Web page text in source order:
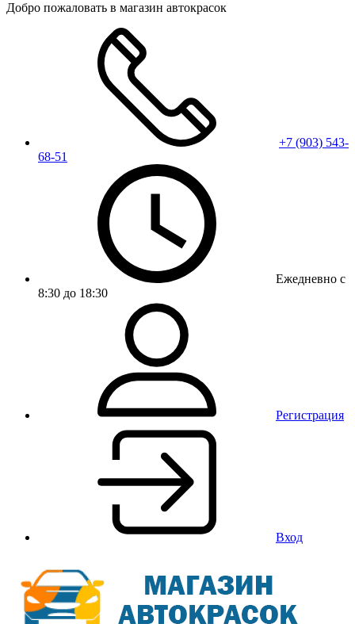
Добро пожаловать в магазин автокрасок
+7 (903) 543-
68-51
Ежедневно с
8:30 до 18:30
Регистрация
Вход